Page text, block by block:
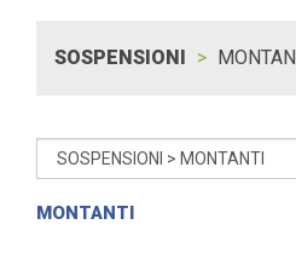
SOSPENSIONI
MONTANTI